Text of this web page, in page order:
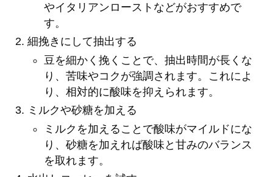
やイタリアンローストなどがおすすめで
す。
細挽きにして抽出する
豆を細かく挽くことで、抽出時間が長くな
り、苦味やコクが強調されます。これによ
り、相対的に酸味を抑えられます。
ミルクや砂糖を加える
ミルクを加えることで酸味がマイルドにな
り、砂糖を加えれば酸味と甘みのバランス
を取れます。